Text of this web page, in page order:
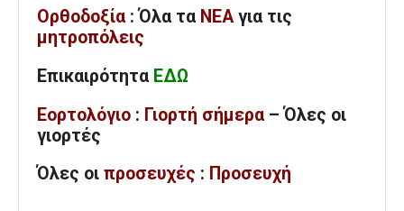
Ορθοδοξία : Όλα τα ΝΕΑ για τις
μητροπόλεις
Επικαιρότητα ΕΔΩ
Εορτολόγιο : Γιορτή σήμερα – Όλες οι
γιορτές
Όλες οι προσευχές : Προσευχή